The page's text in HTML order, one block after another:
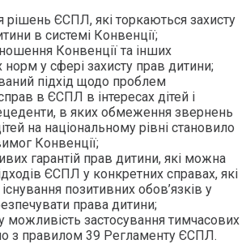
рішень ЄСПЛ, які торкаються захисту
в системі Конвенції;
Конвенції та інших
у сфері захисту прав дитини;
підхід щодо проблем
в ЄСПЛ в інтересах дітей і
в яких обмеження звернень
на національному рівні становило
Конвенції;
гарантій прав дитини, які можна
ЄСПЛ у конкретних справах, які
позитивних обов’язків у
права дитини;
можливість застосування тимчасових
з правилом 39 Регламенту ЄСПЛ.